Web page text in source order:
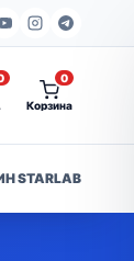
Корзина
0
STARLAB